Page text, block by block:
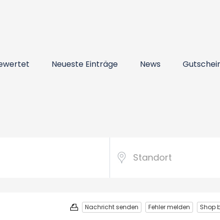
Neueste Einträge News
Shop
Fehler melden
Nachricht senden